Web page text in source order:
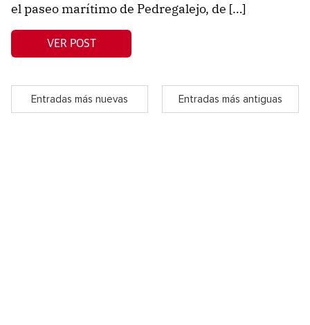
el paseo marítimo de Pedregalejo, de […]
VER POST
Entradas más nuevas Entradas más antiguas